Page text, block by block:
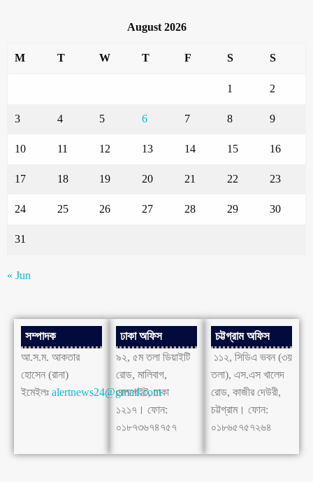
August 2026
M T W T F S S
1 2
3 4 5 6 7 8 9
10 11 12 13 14 15 16
17 18 19 20 21 22 23
24 25 26 27 28 29 30
31
« Jun
সম্পাদক
আ.স.ম. আকতার
হোসেন (রানা)
ইমেইলঃ alertnews24@gmail.com
ঢাকা অফিস
৯২, ৫ম তলা ডিয়াইটি
রোড, মালিবাগ,
রেলগেইট, ঢাকা
১২১৭। ফোন:
০১৮৭৩৬৭৪৭৫৭
চট্টগ্রাম অফিস
১১২, সিডিএ ভবন (৩য়
তলা), এস.এস খালেদ
রোড, কাজীর দেউরী,
চট্টগ্রাম। ফোন:
০১৮৬৫৭৫৭২৬৪